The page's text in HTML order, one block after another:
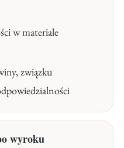
w materiale
związku
wyroku